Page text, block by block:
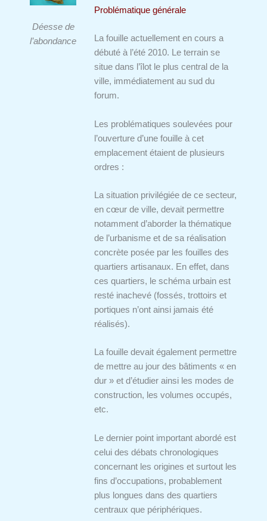
Déesse de
l’abondance
Problématique générale
La fouille actuellement en cours a
débuté à l’été 2010. Le terrain se
situe dans l’îlot le plus central de la
ville, immédiatement au sud du
forum.
Les problématiques soulevées pour
l’ouverture d’une fouille à cet
emplacement étaient de plusieurs
ordres :
La situation privilégiée de ce secteur,
en cœur de ville, devait permettre
notamment d’aborder la thématique
de l’urbanisme et de sa réalisation
concrète posée par les fouilles des
quartiers artisanaux. En effet, dans
ces quartiers, le schéma urbain est
resté inachevé (fossés, trottoirs et
portiques n’ont ainsi jamais été
réalisés).
La fouille devait également permettre
de mettre au jour des bâtiments « en
dur » et d’étudier ainsi les modes de
construction, les volumes occupés,
etc.
Le dernier point important abordé est
celui des débats chronologiques
concernant les origines et surtout les
fins d’occupations, probablement
plus longues dans des quartiers
centraux que périphériques.